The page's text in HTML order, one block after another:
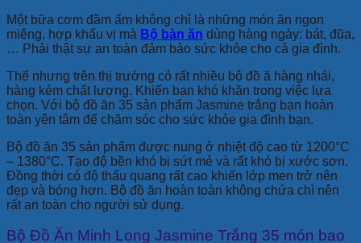
Một bữa cơm đầm ấm không chỉ là những món ăn ngon
miệng, hợp khẩu vị mà Bộ bàn ăn dùng hàng ngày: bát, đũa,
… Phải thật sự an toàn đảm bảo sức khỏe cho cả gia đình.
Thế nhưng trên thị trường có rất nhiều bộ đồ ă hàng nhái,
hàng kém chất lượng. Khiến bạn khó khăn trong việc lựa
chọn. Với bộ đồ ăn 35 sản phẩm Jasmine trắng bạn hoàn
toàn yên tâm để chăm sóc cho sức khỏe gia đình bạn.
Bộ đồ ăn 35 sản phẩm được nung ở nhiệt độ cao từ 1200°C
– 1380°C. Tạo độ bền khó bị sứt mẻ và rất khó bị xước sơn.
Đồng thời có độ thấu quang rất cao khiến lớp men trở nên
đẹp và bóng hơn. Bộ đồ ăn hoàn toàn không chứa chì nên
rất an toàn cho người sử dụng.
Bộ Đồ Ăn Minh Long Jasmine Trắng 35 món bao